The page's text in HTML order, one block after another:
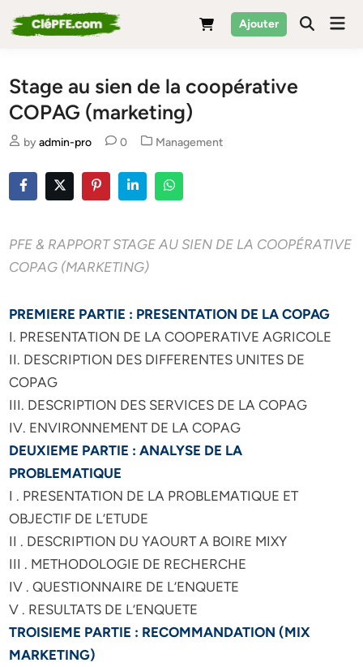
to
Ajouter
Stage au sien de la coopérative
COPAG (marketing)
byadmin-pro 0
Posted
Management
PFE & RAPPORT STAGE AU SIEN DE LA COOPÉRATIVE
COPAG (MARKETING)
PREMIERE PARTIE : PRESENTATION DE LA COPAG
I. PRESENTATION DE LA COOPERATIVE AGRICOLE
II. DESCRIPTION DES DIFFERENTES UNITES DE
COPAG
III. DESCRIPTION DES SERVICES DE LA COPAG
IV. ENVIRONNEMENT DE LA COPAG
DEUXIEME PARTIE : ANALYSE DE LA
PROBLEMATIQUE
I . PRESENTATION DE LA PROBLEMATIQUE ET
OBJECTIF DE L’ETUDE
II . DESCRIPTION DU YAOURT A BOIRE MIXY
III . METHODOLOGIE DE RECHERCHE
IV . QUESTIONNAIRE DE L’ENQUETE
V . RESULTATS DE L’ENQUETE
TROISIEME PARTIE : RECOMMANDATION (MIX
MARKETING)